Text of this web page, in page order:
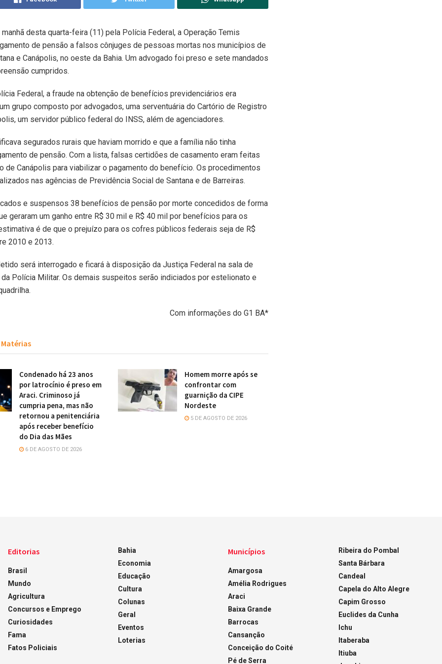
desta quarta-feira (11) pela Polícia Federal, a Operação Temis
de pensão a falsos cônjuges de pessoas mortas nos municípios de
e Canápolis, no oeste da Bahia. Um advogado foi preso e sete mandados
cumpridos.
Federal, a fraude na obtenção de benefícios previdenciários era
grupo composto por advogados, uma serventuária do Cartório de Registro
um servidor público federal do INSS, além de agenciadores.
segurados rurais que haviam morrido e que a família não tinha
de pensão. Com a lista, falsas certidões de casamento eram feitas
de Canápolis para viabilizar o pagamento do benefício. Os procedimentos
nas agências de Previdência Social de Santana e de Barreiras.
e suspensos 38 benefícios de pensão por morte concedidos de forma
geraram um ganho entre R$ 30 mil e R$ 40 mil por benefícios para os
é de que o prejuízo para os cofres públicos federais seja de R$
2010 e 2013.
será interrogado e ficará à disposição da Justiça Federal na sala de
Polícia Militar. Os demais suspeitos serão indiciados por estelionato e
Com informações do G1 BA*
Matérias
Condenado há 23 anos
por latrocínio é preso em
Araci. Criminoso já
cumpria pena, mas não
retornou a penitenciária
após receber benefício
do Dia das Mães
6 DE AGOSTO DE 2026
Homem morre após se
confrontar com
guarnição da CIPE
Nordeste
5 DE AGOSTO DE 2026
Editorias
Brasil
Mundo
Agricultura
Concursos e Emprego
Curiosidades
Fama
Fatos Policiais
Bahia
Economia
Educação
Cultura
Colunas
Geral
Eventos
Loterias
Municípios
Amargosa
Amélia Rodrigues
Araci
Baixa Grande
Barrocas
Cansanção
Conceição do Coité
Pé de Serra
Ribeira do Pombal
Santa Bárbara
Candeal
Capela do Alto Alegre
Capim Grosso
Euclides da Cunha
Ichu
Itaberaba
Itiuba